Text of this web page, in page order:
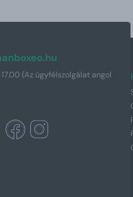
(Az ügyfélszolgálat angol